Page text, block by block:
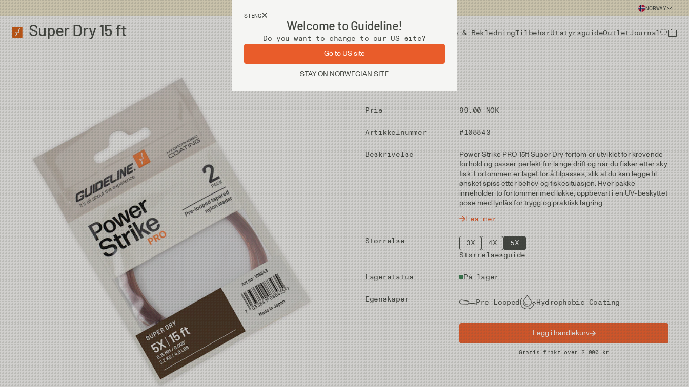
STENG
Welcome to Guideline!
Do you want to change to our US site?
Go to US site
STAY ON NORWEGIAN SITE
NORWAY
Super Dry 15 ft Vadere & BekledningTilbehørUtstyrsguideOutletJournal
Pris 99.00 NOK
Artikkelnummer #108843
Beskrivelse
Power Strike PRO 15ft Super Dry fortom er utviklet for krevende
forhold og passer perfekt for lange drift og når du fisker etter sky
fisk. Fortommen er laget for å tilpasses, slik at du kan legge til
ønsket spiss etter behov og fiskesituasjon. Hver pakke
inneholder to fortommer med løkke, oppbevart i en UV-beskyttet
pose med lynlås for trygg og praktisk lagring.
Les mer
Størrelse 3X 4X
5X
Størrelsesguide
Lagerstatus På lager
Egenskaper Pre Looped Hydrophobic Coating
Legg i handlekurv
Gratis frakt over 2.000 kr